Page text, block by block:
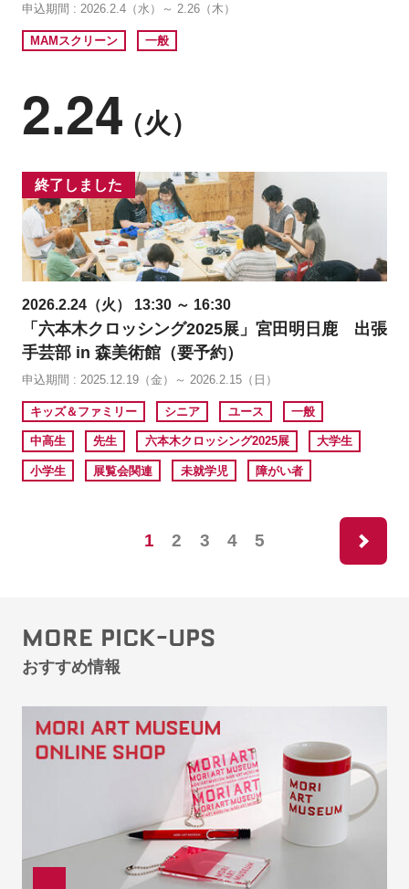
申込期間 : 2026.2.4（水）～ 2.26（木）
MAMスクリーン 一般
2.24（火）
終了しました
2026.2.24（火） 13:30 ～ 16:30
「六本木クロッシング2025展」宮田明日鹿 出張
手芸部 in 森美術館（要予約）
申込期間 : 2025.12.19（金）～ 2026.2.15（日）
キッズ＆ファミリー シニア ユース 一般
中高生 先生 六本木クロッシング2025展 大学生
小学生 展覧会関連 未就学児 障がい者
1 2 3 4 5
MORE PICK-UPS
おすすめ情報